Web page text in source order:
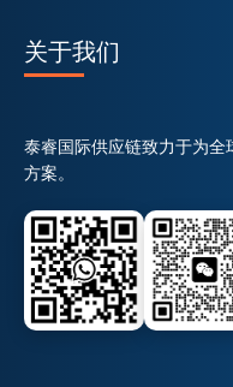
关于我们
泰睿国际供应链致力于为
方案。